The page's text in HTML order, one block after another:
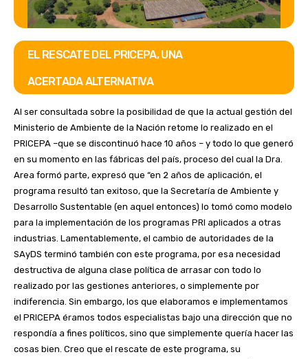
EL RESCATE DEL PRICEPA, UNA
ACERTADA ALTERNATIVA
Al ser consultada sobre la posibilidad de que la actual gestión del
Ministerio de Ambiente de la Nación retome lo realizado en el
PRICEPA –que se discontinuó hace 10 años – y todo lo que generó
en su momento en las fábricas del país, proceso del cual la Dra.
Area formó parte, expresó que “en 2 años de aplicación, el
programa resultó tan exitoso, que la Secretaría de Ambiente y
Desarrollo Sustentable (en aquel entonces) lo tomó como modelo
para la implementación de los programas PRI aplicados a otras
industrias. Lamentablemente, el cambio de autoridades de la
SAyDS terminó también con este programa, por esa necesidad
destructiva de alguna clase política de arrasar con todo lo
realizado por las gestiones anteriores, o simplemente por
indiferencia. Sin embargo, los que elaboramos e implementamos
el PRICEPA éramos todos especialistas bajo una dirección que no
respondía a fines políticos, sino que simplemente quería hacer las
cosas bien. Creo que el rescate de este programa, su